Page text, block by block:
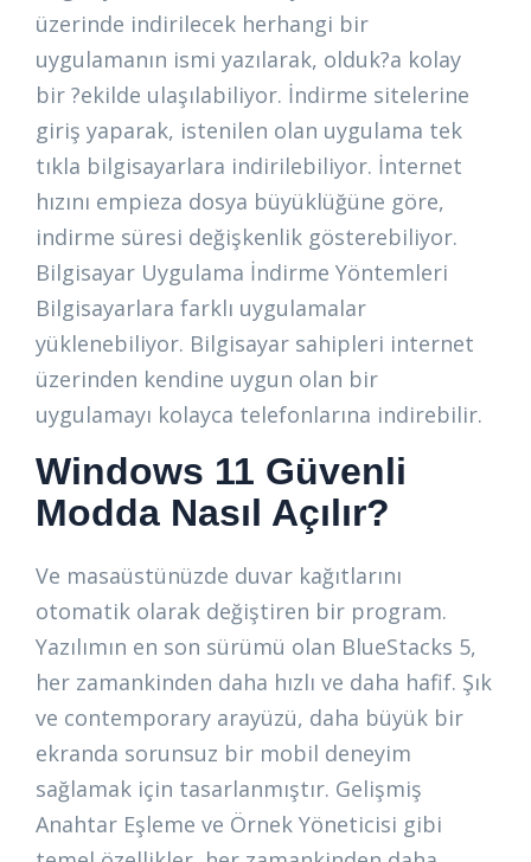
üzerinde indirilecek herhangi bir
uygulamanın ismi yazılarak, olduk?a kolay
bir ?ekilde ulaşılabiliyor. İndirme sitelerine
giriş yaparak, istenilen olan uygulama tek
tıkla bilgisayarlara indirilebiliyor. İnternet
hızını empieza dosya büyüklüğüne göre,
indirme süresi değişkenlik gösterebiliyor.
Bilgisayar Uygulama İndirme Yöntemleri
Bilgisayarlara farklı uygulamalar
yüklenebiliyor. Bilgisayar sahipleri internet
üzerinden kendine uygun olan bir
uygulamayı kolayca telefonlarına indirebilir.
Windows 11 Güvenli
Modda Nasıl Açılır?
Ve masaüstünüzde duvar kağıtlarını
otomatik olarak değiştiren bir program.
Yazılımın en son sürümü olan BlueStacks 5,
her zamankinden daha hızlı ve daha hafif. Şık
ve contemporary arayüzü, daha büyük bir
ekranda sorunsuz bir mobil deneyim
sağlamak için tasarlanmıştır. Gelişmiş
Anahtar Eşleme ve Örnek Yöneticisi gibi